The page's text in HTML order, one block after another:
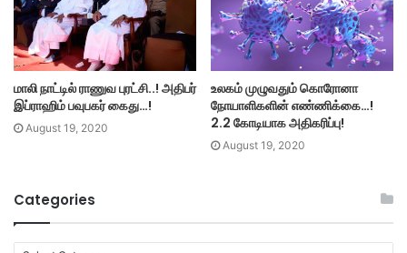
மாலி நாட்டில் ராணுவ புரட்சி..! அதிபர்
இப்ராஹிம் பவுபகர் கைது…!
August 19, 2020
உலகம் முழுவதும் கொரோனா
நோயாளிகளின் எண்ணிக்கை…!
2.2 கோடியாக அதிகரிப்பு!
August 19, 2020
Categories